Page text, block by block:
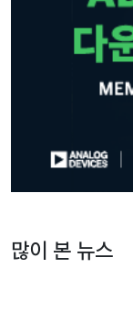
많이 본 뉴스